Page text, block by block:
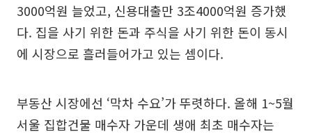
3000억원 늘었고, 신용대출만 3조4000억원 증가했
다. 집을 사기 위한 돈과 주식을 사기 위한 돈이 동시
에 시장으로 흘러들어가고 있는 셈이다.
부동산 시장에선 ‘막차 수요’가 뚜렷하다. 올해 1~5월
서울 집합건물 매수자 가운데 생애 최초 매수자는